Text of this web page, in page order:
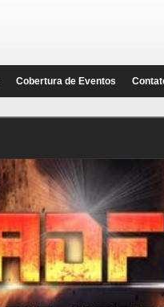
Cobertura de Eventos